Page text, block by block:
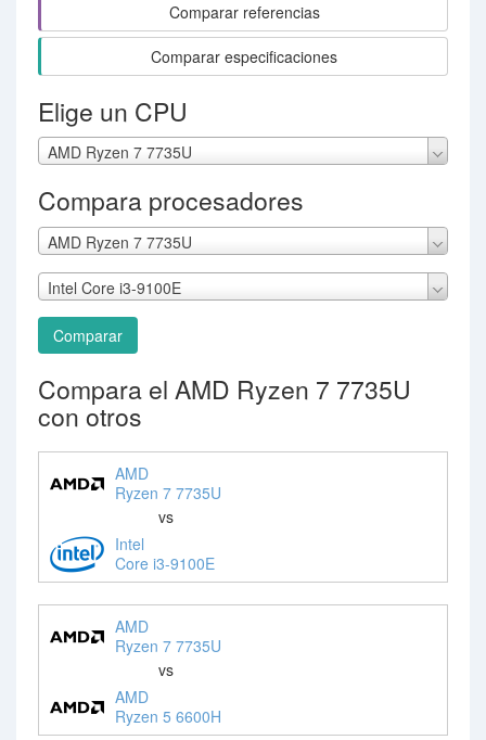
Comparar referencias
Comparar especificaciones
Elige un CPU
AMD Ryzen 7 7735U
Compara procesadores
AMD Ryzen 7 7735U
Intel Core i3-9100E
Comparar
Compara el AMD Ryzen 7 7735U
con otros
AMD
Ryzen 7 7735U
vs
Intel
Core i3-9100E
AMD
Ryzen 7 7735U
vs
AMD
Ryzen 5 6600H